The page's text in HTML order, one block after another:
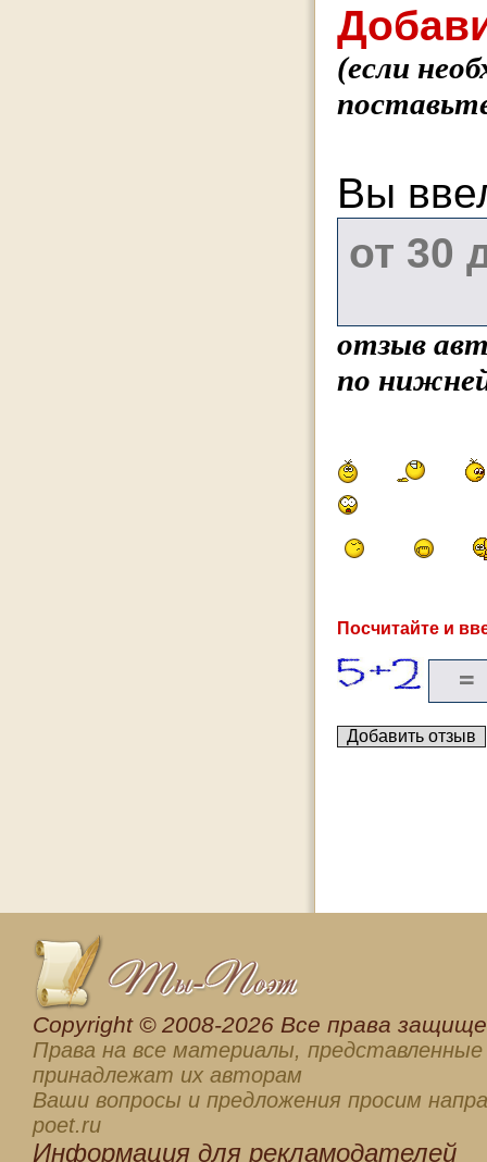
(если
Вы
отзыв
по
Посчитайте и
Сopyright © 2008-2026 Все права
Права на все материалы, представленные
принадлежат их авторам
Ваши вопросы и предложения просим
poet.ru
Информация для рекламодателей